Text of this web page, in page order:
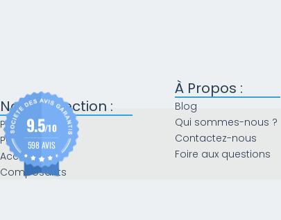
Notre sélection :
PC portables
PC de bureau
Accessoires
Composants
À Propos :
Blog
Qui sommes-nous ?
Contactez-nous
Foire aux questions
9.5/10
598 AVIS